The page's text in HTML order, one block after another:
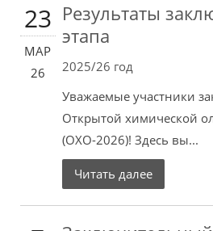
23
МАР
26
Результаты
этапа
2025/26 год
Уважаемые участники
Открытой химической
(ОХО-2026)! Здесь вы...
Читать далее